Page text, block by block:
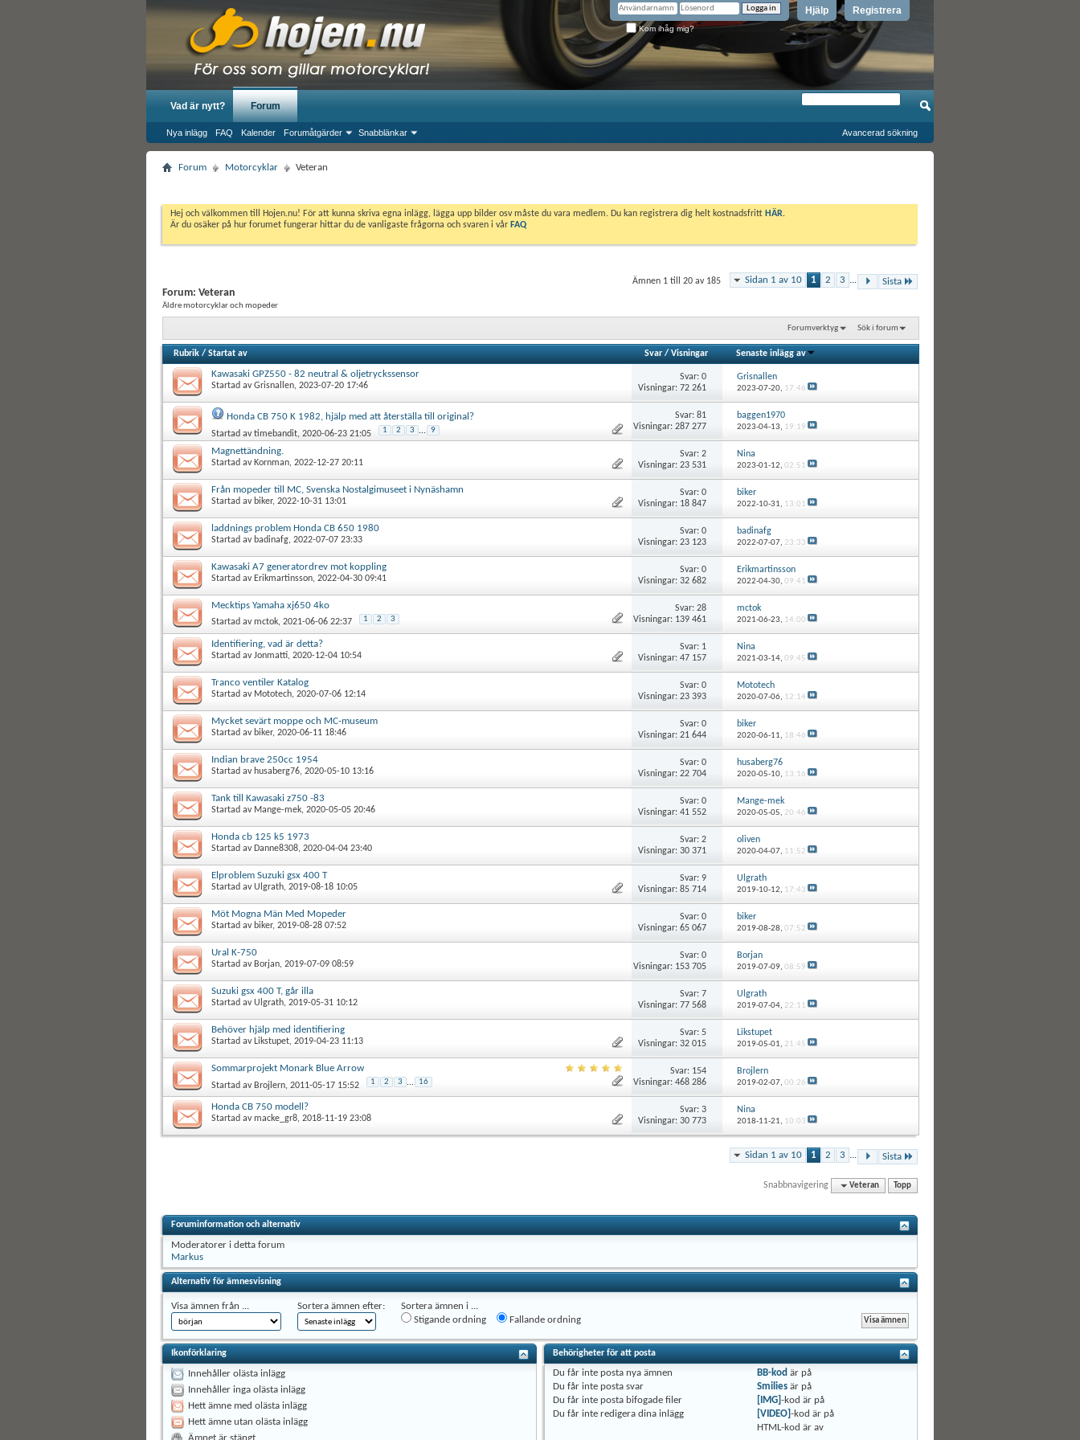
Registrera
Hjälp
Kom ihåg mig?
Vad är nytt? Forum
Nya inlägg FAQ Kalender Forumåtgärder Snabblänkar Avancerad sökning
Forum Motorcyklar Veteran
Hej och välkommen till Hojen.nu! För att kunna skriva egna inlägg, lägga upp bilder osv måste du vara medlem. Du kan registrera dig helt kostnadsfritt HÄR.
Är du osäker på hur forumet fungerar hittar du de vanligaste frågorna och svaren i vår FAQ
Sidan 1 av 10 1 2 3 ... Sista
Ämnen 1 till 20 av 185
Forum: Veteran
Äldre motorcyklar och mopeder
Forumverktyg Sök i forum
Rubrik / Startat av Svar/ Visningar Senaste inlägg av
Kawasaki GPZ550 - 82 neutral & oljetryckssensor
Startad avGrisnallen, 2023-07-20 17:46
Svar: 0
Visningar: 72 261
Grisnallen
2023-07-20, 17:46
Honda CB 750 K 1982, hjälp med att återställa till original?
Startad avtimebandit, 2020-06-23 21:05 1 2 3 ... 9
Svar: 81
Visningar: 287 277
baggen1970
2023-04-13, 19:19
Magnettändning.
Startad av Kornman, 2022-12-27 20:11
Svar: 2
Visningar: 23 531
Nina
2023-01-12,02:51
Från mopeder till MC, Svenska Nostalgimuseet i Nynäshamn
Startad av biker, 2022-10-31 13:01
Svar: 0
Visningar: 18 847
biker
2022-10-31, 13:01
laddnings problem Honda CB 650 1980
Startad av badinafg, 2022-07-07 23:33
Svar: 0
Visningar: 23 123
badinafg
2022-07-07, 23:33
Kawasaki A7 generatordrev mot koppling
Startad av Erikmartinsson, 2022-04-30 09:41
Svar: 0
Visningar: 32 682
Erikmartinsson
2022-04-30,09:41
Mecktips Yamaha xj650 4ko
Startad avmctok, 2021-06-06 22:37 1 2 3
Svar: 28
Visningar: 139 461
mctok
2021-06-23, 14:00
Identifiering, vad är detta?
Startad avJonmatti, 2020-12-04 10:54
Svar: 1
Visningar: 47 157
Nina
2021-03-14,09:45
Tranco ventiler Katalog
Startad av Mototech, 2020-07-06 12:14
Svar: 0
Visningar: 23 393
Mototech
2020-07-06, 12:14
Mycket sevärt moppe och MC-museum
Startad av biker, 2020-06-11 18:46
Svar: 0
Visningar: 21 644
biker
2020-06-11, 18:46
Indian brave 250cc 1954
Startad av husaberg76, 2020-05-10 13:16
Svar: 0
Visningar: 22 704
husaberg76
2020-05-10, 13:16
Tank till Kawasaki z750 -83
Startad av Mange-mek, 2020-05-05 20:46
Svar: 0
Visningar: 41 552
Mange-mek
2020-05-05, 20:46
Honda cb 125 k5 1973
Startad av Danne8308, 2020-04-04 23:40
Svar: 2
Visningar: 30 371
oliven
2020-04-07, 11:52
Elproblem Suzuki gsx 400 T
Startad avUlgrath, 2019-08-18 10:05
Svar: 9
Visningar: 85 714
Ulgrath
2019-10-12, 17:43
Möt Mogna Män Med Mopeder
Startad av biker, 2019-08-28 07:52
Svar: 0
Visningar: 65 067
biker
2019-08-28,07:52
Ural K-750
Startad av Borjan, 2019-07-09 08:59
Svar: 0
Visningar: 153 705
Borjan
2019-07-09,08:59
Suzuki gsx 400 T, går illa
Startad avUlgrath, 2019-05-31 10:12
Svar: 7
Visningar: 77 568
Ulgrath
2019-07-04, 22:11
Behöver hjälp med identifiering
Startad av Likstupet, 2019-04-23 11:13
Svar: 5
Visningar: 32 015
Likstupet
2019-05-01, 21:45
Sommarprojekt Monark Blue Arrow
Startad av Brojlern, 2011-05-17 15:52 1 2 3 ... 16
Svar: 154
Visningar: 468 286
Brojlern
2019-02-07,00:26
Honda CB 750 modell?
Startad avmacke_gr8, 2018-11-19 23:08
Svar: 3
Visningar: 30 773
Nina
2018-11-21, 10:03
Sidan 1 av 10 1 2 3 ... Sista
Snabbnavigering Veteran Topp
Foruminformation och alternativ
Moderatorer i detta forum
Markus
Alternativ för ämnesvisning
Visa ämnen från ... Sortera ämnen efter:
Sortera ämnen i ...
Stigande ordning
Fallande ordning
Ikonförklaring
Innehåller olästa inlägg
Innehåller inga olästa inlägg
Hett ämne med olästa inlägg
Hett ämne utan olästa inlägg
Ämnet är stängt
Behörigheter för att posta
Du får inteposta nya ämnen
Du får inteposta svar
Du får inteposta bifogade filer
Du får interedigera dina inlägg
BB-kod är på
Smiliesär på
[IMG]-kod är på
[VIDEO]-kod är på
HTML-kod är av